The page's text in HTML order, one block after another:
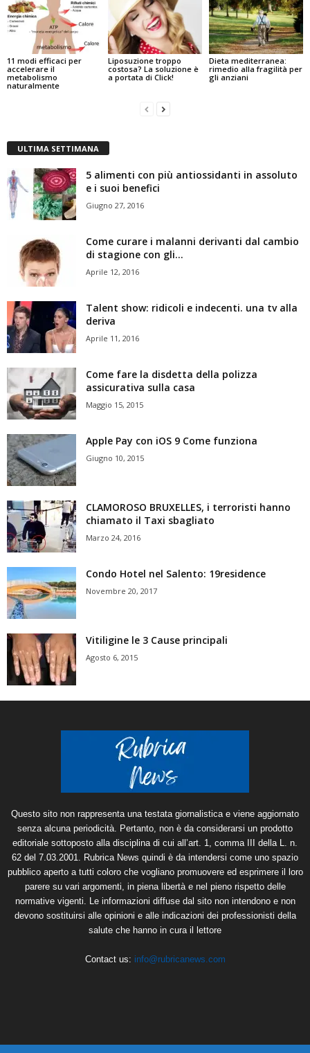
11 modi efficaci per
accelerare il
metabolismo
naturalmente
Liposuzione troppo
costosa? La soluzione è
a portata di Click!
Dieta mediterranea:
rimedio alla fragilità per
gli anziani
ULTIMA SETTIMANA
5 alimenti con più antiossidanti in assoluto
e i suoi benefici
Giugno 27, 2016
Come curare i malanni derivanti dal cambio
di stagione con gli...
Aprile 12, 2016
Talent show: ridicoli e indecenti. una tv alla
deriva
Aprile 11, 2016
Come fare la disdetta della polizza
assicurativa sulla casa
Maggio 15, 2015
Apple Pay con iOS 9 Come funziona
Giugno 10, 2015
CLAMOROSO BRUXELLES, i terroristi hanno
chiamato il Taxi sbagliato
Marzo 24, 2016
Condo Hotel nel Salento: 19residence
Novembre 20, 2017
Vitiligine le 3 Cause principali
Agosto 6, 2015
Questo sito non rappresenta una testata giornalistica e viene aggiornato
senza alcuna periodicità. Pertanto, non è da considerarsi un prodotto
editoriale sottoposto alla disciplina di cui all’art. 1, comma III della L. n.
62 del 7.03.2001. Rubrica News quindi è da intendersi come uno spazio
pubblico aperto a tutti coloro che vogliano promuovere ed esprimere il loro
parere su vari argomenti, in piena libertà e nel pieno rispetto delle
normative vigenti. Le informazioni diffuse dal sito non intendono e non
devono sostituirsi alle opinioni e alle indicazioni dei professionisti della
salute che hanno in cura il lettore
Contact us: info@rubricanews.com